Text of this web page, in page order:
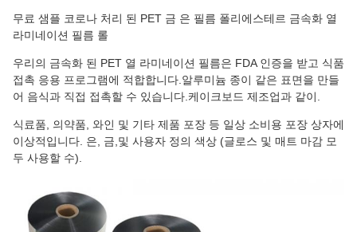
무료 샘플 코로나 처리 된 PET 금 은 필름 폴리에스테르 금속화 열
라미네이션 필름 롤
우리의 금속화 된 PET 열 라미네이션 필름은 FDA 인증을 받고 식품
접촉 응용 프로그램에 적합합니다.알루미늄 종이 같은 표면을 만들
어 음식과 직접 접촉할 수 있습니다.케이크보드 제조업과 같이.
식료품, 의약품, 와인 및 기타 제품 포장 등 일상 소비용 포장 상자에
이상적입니다. 은, 금,및 사용자 정의 색상 (글로스 및 매트 마감 모
두 사용할 수).